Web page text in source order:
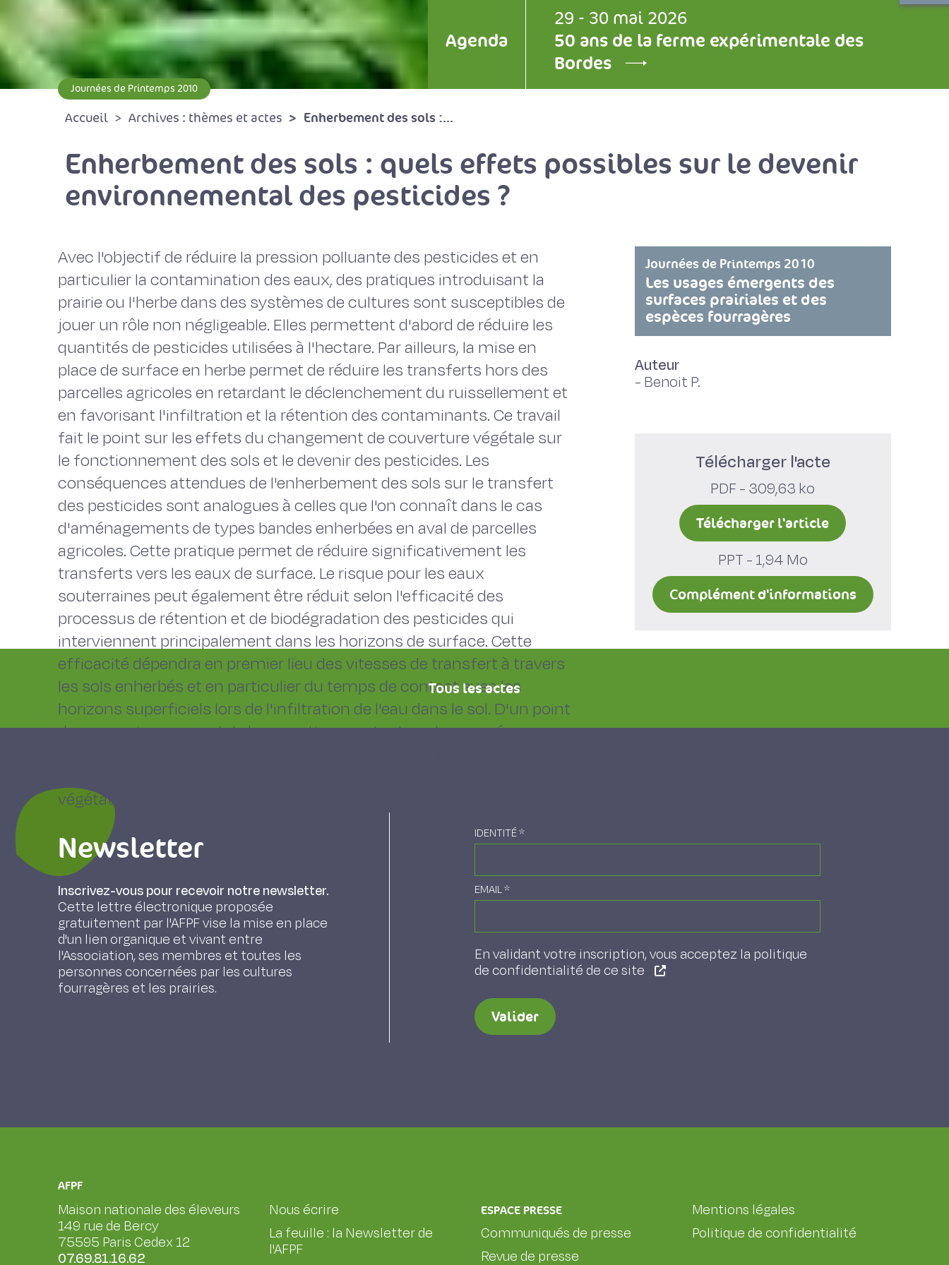
Agenda
29 - 30 mai 2026
50 ans de la ferme expérimentale des
Bordes
Journées de Printemps 2010
Accueil Archives : thèmes et actes Enherbement des sols :...
Enherbement des sols : quels effets possibles sur le devenir
environnemental des pesticides ?
Avec l'objectif de réduire la pression polluante des pesticides et en
particulier la contamination des eaux, des pratiques introduisant la
prairie ou l'herbe dans des systèmes de cultures sont susceptibles de
jouer un rôle non négligeable. Elles permettent d'abord de réduire les
quantités de pesticides utilisées à l'hectare. Par ailleurs, la mise en
place de surface en herbe permet de réduire les transferts hors des
parcelles agricoles en retardant le déclenchement du ruissellement et
en favorisant l'infiltration et la rétention des contaminants. Ce travail
fait le point sur les effets du changement de couverture végétale sur
le fonctionnement des sols et le devenir des pesticides. Les
conséquences attendues de l'enherbement des sols sur le transfert
des pesticides sont analogues à celles que l'on connaît dans le cas
d'aménagements de types bandes enherbées en aval de parcelles
agricoles. Cette pratique permet de réduire significativement les
transferts vers les eaux de surface. Le risque pour les eaux
souterraines peut également être réduit selon l'efficacité des
processus de rétention et de biodégradation des pesticides qui
interviennent principalement dans les horizons de surface. Cette
efficacité dépendra en premier lieu des vitesses de transfert à travers
les sols enherbés et en particulier du temps de contact avec les
horizons superficiels lors de l'infiltration de l'eau dans le sol. D'un point
de vue environnemental, des questions portant sur les conséquences
végétation herbacée sont encore relativement peu abordées.
Journées de Printemps 2010
Les usages émergents des
surfaces prairiales et des
espèces fourragères
Auteur
- Benoit P.
Télécharger l'acte
PDF - 309,63 ko
Télécharger l'article
PPT - 1,94 Mo
Complément d'informations
Tous les actes
Newsletter
Inscrivez-vous pour recevoir notre newsletter.
Cette lettre électronique proposée
gratuitement par l'AFPF vise la mise en place
d'un lien organique et vivant entre
l'Association, ses membres et toutes les
personnes concernées par les cultures
fourragères et les prairies.
IDENTITÉ*
EMAIL*
En validant votre inscription, vous acceptez la politique
de confidentialité de ce site
Valider
AFPF
Maison nationale des éleveurs
149 rue de Bercy
75595 Paris Cedex 12
07.69.81.16.62
Nous écrire
La feuille : la Newsletter de
l'AFPF
ESPACE PRESSE
Communiqués de presse
Revue de presse
Mentions légales
Politique de confidentialité